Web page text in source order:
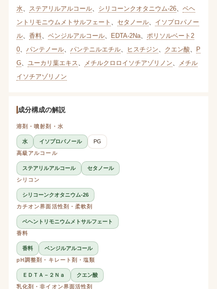
水 ステアリルアルコール、 シリコーンクオタニウム-26、 ベヘ
ントリモニウムメトサルフェート
セタノール、 イソプロパノー
ル、 香料、 ベンジルアルコール、 EDTA-2Na、 ポリソルベート2
0、 パンテノール、 パンテニルエチル、 ヒスチジン クエン酸
P
G、 ユーカリ葉エキス メチルクロロイソチアゾリノン
メチル
イソチアゾリノン
成分構成の解説
溶剤・噴射剤・水
水 イソプロパノール
PG
高級アルコール
ステアリルアルコール
セタノール
シリコン
シリコーンクオタニウム-26
カチオン界面活性剤・柔軟剤
ベヘントリモニウムメトサルフェート
香料
香料
ベンジルアルコール
pH調整剤・キレート剤・塩類
ＥＤＴＡ－２Ｎａ
クエン酸
乳化剤・非イオン界面活性剤